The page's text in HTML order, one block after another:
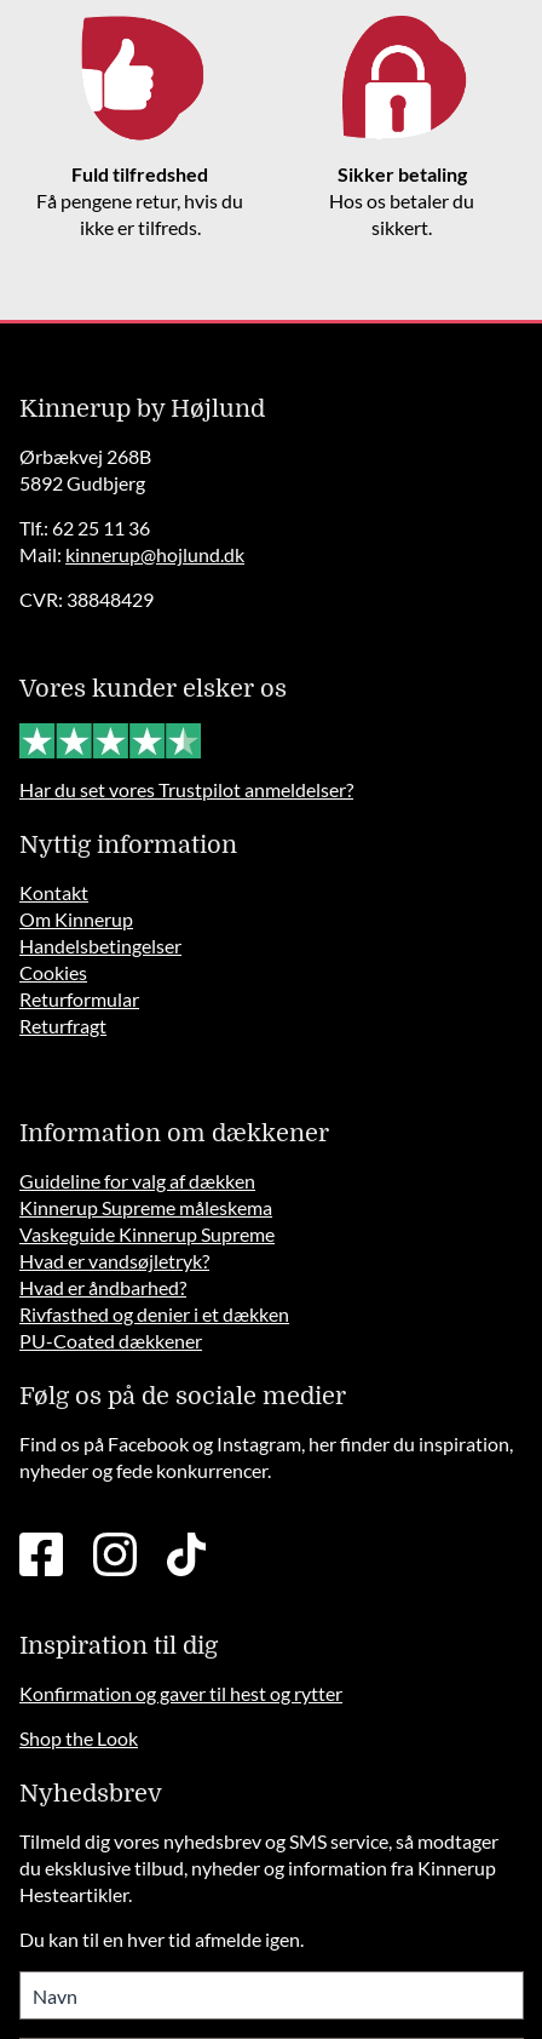
Fuld tilfredshed
Få pengene retur, hvis du
ikke er tilfreds.
Sikker betaling
Hos os betaler du
sikkert.
Kinnerup by Højlund
Ørbækvej 268B
5892 Gudbjerg
Tlf.: 62 25 11 36
Mail: kinnerup@hojlund.dk
CVR: 38848429
Vores kunder elsker os
Har du set vores Trustpilot anmeldelser?
Nyttig information
Kontakt
Om Kinnerup
Handelsbetingelser
Cookies
Returformular
Returfragt
Information om dækkener
Guideline for valg af dækken
Kinnerup Supreme måleskema
Vaskeguide Kinnerup Supreme
Hvad er vandsøjletryk?
Hvad er åndbarhed?
Rivfasthed og denier i et dækken
PU-Coated dækkener
Følg os på de sociale medier
Find os på Facebook og Instagram, her finder du inspiration,
nyheder og fede konkurrencer.
facebook
square
instagramtiktok
Inspiration til dig
Konfirmation og gaver til hest og rytter
Shop the Look
Nyhedsbrev
Tilmeld dig vores nyhedsbrev og SMS service, så modtager
du eksklusive tilbud, nyheder og information fra Kinnerup
Hesteartikler.
Du kan til en hver tid afmelde igen.